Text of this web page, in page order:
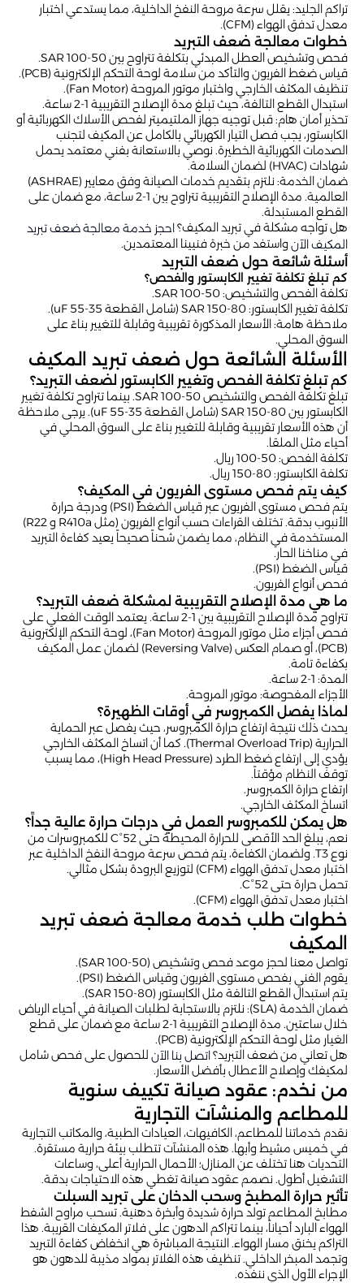
تراكم الجليد: يقلل سرعة مروحة النفخ الداخلية، مما يستدعي اختبار
معدل تدفق الهواء (CFM).
خطوات معالجة ضعف التبريد
فحص وتشخيص العطل المبدئي بتكلفة تتراوح بين 50-100 SAR.
قياس ضغط الفريون والتأكد من سلامة لوحة التحكم الإلكترونية (PCB).
تنظيف المكثف الخارجي واختبار موتور المروحة (Fan Motor).
استبدال القطع التالفة، حيث تبلغ مدة الإصلاح التقريبية 1-2 ساعة.
تحذير أمان هام: قبل توجيه جهاز الملتيميتر لفحص الأسلاك الكهربائية أو
الكابستور، يجب فصل التيار الكهربائي بالكامل عن المكيف لتجنب
الصدمات الكهربائية الخطيرة. نوصي بالاستعانة بفني معتمد يحمل
شهادات (HVAC) لضمان السلامة.
ضمان الخدمة: نلتزم بتقديم خدمات الصيانة وفق معايير (ASHRAE)
العالمية. مدة الإصلاح التقريبية تتراوح بين 1-2 ساعة، مع ضمان على
القطع المستبدلة.
هل تواجه مشكلة في تبريد المكيف؟احجز خدمة معالجة ضعف تبريد
المكيف الآنواستفد من خبرة فنيينا المعتمدين.
أسئلة شائعة حول ضعف التبريد
كم تبلغ تكلفة تغيير الكابستور والفحص؟
تكلفة الفحص والتشخيص: 50-100 SAR.
تكلفة تغيير الكابستور: 80-150 SAR (شامل القطعة 35-55 uF).
ملاحظة هامة: الأسعار المذكورة تقريبية وقابلة للتغيير بناءً على
السوق المحلي.
الأسئلة الشائعة حول ضعف تبريد المكيف
كم تبلغ تكلفة الفحص وتغيير الكابستور لضعف التبريد؟
تبلغ تكلفة الفحص والتشخيص 50-100 SAR. بينما تتراوح تكلفة تغيير
الكابستور بين 80-150 SAR (شامل القطعة 35-55 uF). يرجى ملاحظة
أن هذه الأسعار تقريبية وقابلة للتغيير بناءً على السوق المحلي في
أحياء مثل الملقا.
تكلفة الفحص: 50-100 ريال.
تكلفة الكابستور: 80-150 ريال.
كيف يتم فحص مستوى الفريون في المكيف؟
يتم فحص مستوى الفريون عبر قياس الضغط (PSI) ودرجة حرارة
الأنبوب بدقة. تختلف القراءات حسب أنواع الفريون (مثل R410a و R22)
المستخدمة في النظام، مما يضمن شحناً صحيحاً يعيد كفاءة التبريد
في مناخنا الحار.
قياس الضغط (PSI).
فحص أنواع الفريون.
ما هي مدة الإصلاح التقريبية لمشكلة ضعف التبريد؟
تتراوح مدة الإصلاح التقريبية بين 1-2 ساعة. يعتمد الوقت الفعلي على
فحص أجزاء مثل موتور المروحة (Fan Motor)، لوحة التحكم الإلكترونية
(PCB)، أو صمام العكس (Reversing Valve) لضمان عمل المكيف
بكفاءة تامة.
المدة: 1-2 ساعة.
الأجزاء المفحوصة: موتور المروحة.
لماذا يفصل الكمبروسر في أوقات الظهيرة؟
يحدث ذلك نتيجة ارتفاع حرارة الكمبروسر، حيث يفصل عبر الحماية
الحرارية (Thermal Overload Trip). كما أن اتساخ المكثف الخارجي
يؤدي إلى ارتفاع ضغط الطرد (High Head Pressure)، مما يسبب
توقف النظام مؤقتاً.
ارتفاع حرارة الكمبروسر.
اتساخ المكثف الخارجي.
هل يمكن للكمبروسر العمل في درجات حرارة عالية جداً؟
نعم، يبلغ الحد الأقصى للحرارة المحيطة حتى 52°C للكمبروسرات من
نوع T3. ولضمان الكفاءة، يتم فحص سرعة مروحة النفخ الداخلية عبر
اختبار معدل تدفق الهواء (CFM) لتوزيع البرودة بشكل مثالي.
تحمل حرارة حتى 52°C.
اختبار معدل تدفق الهواء (CFM).
خطوات طلب خدمة معالجة ضعف تبريد
المكيف
تواصل معنا لحجز موعد فحص وتشخيص (50-100 SAR).
يقوم الفني بفحص مستوى الفريون وقياس الضغط (PSI).
يتم استبدال القطع التالفة مثل الكابستور (80-150 SAR).
ضمان الخدمة (SLA): نلتزم بالاستجابة لطلبات الصيانة في أحياء الرياض
خلال ساعتين. مدة الإصلاح التقريبية 1-2 ساعة مع ضمان على قطع
الغيار مثل لوحة التحكم الإلكترونية (PCB).
هل تعاني من ضعف التبريد؟اتصل بنا الآنللحصول على فحص شامل
لمكيفك وإصلاح الأعطال بأفضل الأسعار.
من نخدم: عقود صيانة تكييف سنوية
للمطاعم والمنشآت التجارية
نقدم خدماتنا للمطاعم، الكافيهات، العيادات الطبية، والمكاتب التجارية
في خميس مشيط وأبها. هذه المنشآت تتطلب بيئة حرارية مستقرة.
التحديات هنا تختلف عن المنازل؛ الأحمال الحرارية أعلى، وساعات
التشغيل أطول. نصمم عقود صيانة تغطي هذه الاحتياجات بدقة.
تأثير حرارة المطبخ وسحب الدخان على تبريد السبلت
مطابخ المطاعم تولد حرارة شديدة وأبخرة دهنية. تسحب مراوح الشفط
الهواء البارد أحياناً، بينما تتراكم الدهون على فلاتر المكيفات القريبة. هذا
التراكم يخنق مسار الهواء. النتيجة المباشرة هي انخفاض كفاءة التبريد
وتجمد المبخر الداخلي. تنظيف هذه الفلاتر بمواد مذيبة للدهون هو
الإجراء الأول الذي ننفذه.